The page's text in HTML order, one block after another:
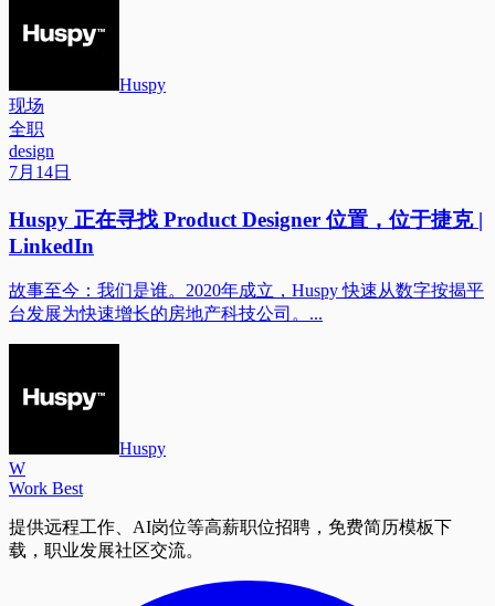
Huspy
现场
全职
design
7月14日
Huspy 正在寻找 Product Designer 位置，位于捷克 |
LinkedIn
故事至今：我们是谁。2020年成立，Huspy 快速从数字按揭平
台发展为快速增长的房地产科技公司。...
Huspy
W
Work Best
提供远程工作、AI岗位等高薪职位招聘，免费简历模板下
载，职业发展社区交流。